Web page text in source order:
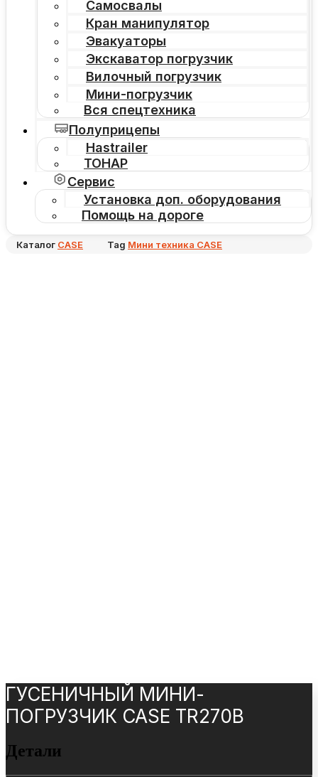
Самосвалы
Кран манипулятор
Эвакуаторы
Экскаватор погрузчик
Вилочный погрузчик
Мини-погрузчик
Вся спецтехника
Полуприцепы
Hastrailer
ТОНАР
Сервис
Установка доп. оборудования
Помощь на дороге
Каталог CASE Tag Мини техника CASE
ГУСЕНИЧНЫЙ МИНИ-
ПОГРУЗЧИК CASE TR270B
Детали